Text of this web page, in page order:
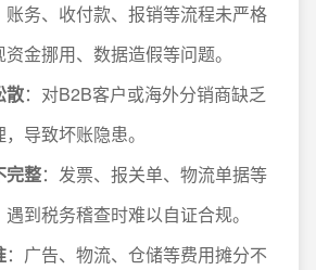
账务、收付款、报销等流程未严格
金挪用、数据造假等问题。
散：对B2B客户或海外分销商缺乏
导致坏账隐患。
完整：发票、报关单、物流单据等
到税务稽查时难以自证合规。
：广告、物流、仓储等费用摊分不